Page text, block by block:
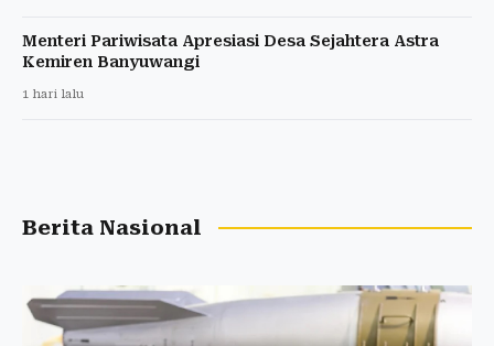
Menteri Pariwisata Apresiasi Desa Sejahtera Astra
Kemiren Banyuwangi
1 hari lalu
Berita Nasional